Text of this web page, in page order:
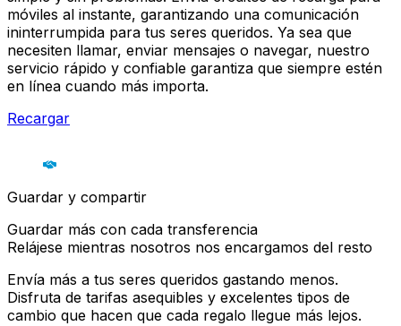
móviles al instante, garantizando una comunicación
ininterrumpida para tus seres queridos. Ya sea que
necesiten llamar, enviar mensajes o navegar, nuestro
servicio rápido y confiable garantiza que siempre estén
en línea cuando más importa.
Recargar
Guardar y compartir
Guardar más con cada transferencia
Relájese mientras nosotros nos encargamos del resto
Envía más a tus seres queridos gastando menos.
Disfruta de tarifas asequibles y excelentes tipos de
cambio que hacen que cada regalo llegue más lejos.